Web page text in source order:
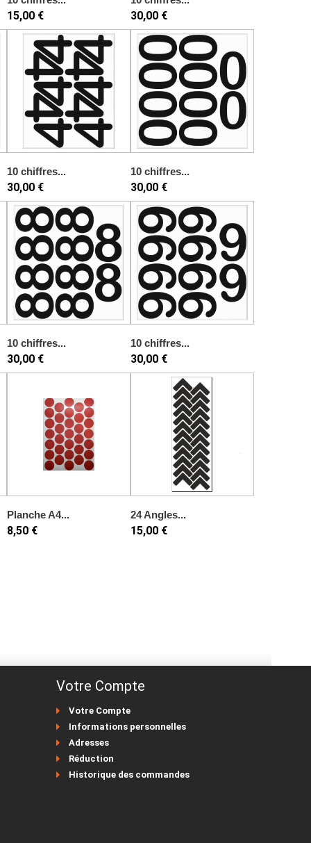
15,00 € 30,00 €
10 chiffres...
30,00 €
10 chiffres...
30,00 €
10 chiffres...
30,00 €
10 chiffres...
30,00 €
Planche A4...
8,50 €
24 Angles...
15,00 €
Votre Compte
Votre Compte
Informations personnelles
Adresses
Réduction
Historique des commandes